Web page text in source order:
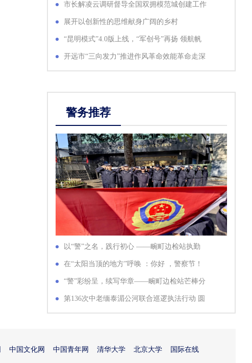
市长解凌云调研督导全国双拥模范城创建工作
展开以创新性的思维献身广阔的乡村
“昆明模式”4.0版上线，“军创号”再扬 领航帆
开远市“三向发力”推进作风革命效能革命走深
走实
警务推荐
以“警”之名，践行初心 ——畹町边检站执勤
队、芒棒分站多举措庆祝中…
在“太阳当顶的地方”呼唤 ：你好 ，警察节！
“警”彩纷呈，续写华章——畹町边检站芒棒分
站开展警察节系列活动
第136次中老缅泰湄公河联合巡逻执法行动 圆
满结束
中国文化网 中国青年网 清华大学 北京大学 国际在线